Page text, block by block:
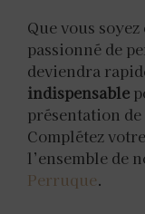
Que vous
passionné de
deviendra
indispensable
présentation
Complétez
l’ensemble de
Perruque.